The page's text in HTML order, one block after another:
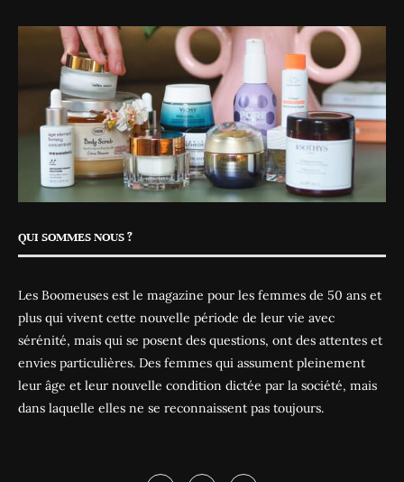
QUI SOMMES NOUS ?
Les Boomeuses est le magazine pour les femmes de 50 ans et
plus qui vivent cette nouvelle période de leur vie avec
sérénité, mais qui se posent des questions, ont des attentes et
envies particulières. Des femmes qui assument pleinement
leur âge et leur nouvelle condition dictée par la société, mais
dans laquelle elles ne se reconnaissent pas toujours.